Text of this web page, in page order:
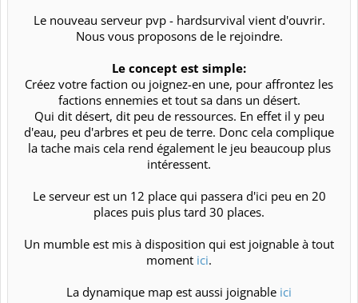
MENU
Messages récents
Hors Minecraft Corbeille
[SURVIVAL PVP] Rebattle
shark64